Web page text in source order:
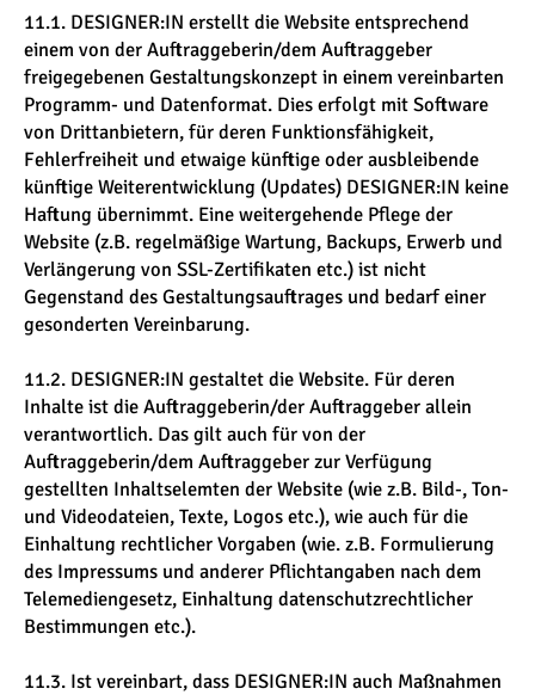
11.1. DESIGNER:IN erstellt die Website entsprechend
einem von der Auftraggeberin/dem Auftraggeber
freigegebenen Gestaltungskonzept in einem vereinbarten
Programm- und Datenformat. Dies erfolgt mit Software
von Drittanbietern, für deren Funktionsfähigkeit,
Fehlerfreiheit und etwaige künftige oder ausbleibende
künftige Weiterentwicklung (Updates) DESIGNER:IN keine
Haftung übernimmt. Eine weitergehende Pflege der
Website (z.B. regelmäßige Wartung, Backups, Erwerb und
Verlängerung von SSL-Zertifikaten etc.) ist nicht
Gegenstand des Gestaltungsauftrages und bedarf einer
gesonderten Vereinbarung.
11.2. DESIGNER:IN gestaltet die Website. Für deren
Inhalte ist die Auftraggeberin/der Auftraggeber allein
verantwortlich. Das gilt auch für von der
Auftraggeberin/dem Auftraggeber zur Verfügung
gestellten Inhaltselemten der Website (wie z.B. Bild-, Ton-
und Videodateien, Texte, Logos etc.), wie auch für die
Einhaltung rechtlicher Vorgaben (wie. z.B. Formulierung
des Impressums und anderer Pflichtangaben nach dem
Telemediengesetz, Einhaltung datenschutzrechtlicher
Bestimmungen etc.).
11.3. Ist vereinbart, dass DESIGNER:IN auch Maßnahmen